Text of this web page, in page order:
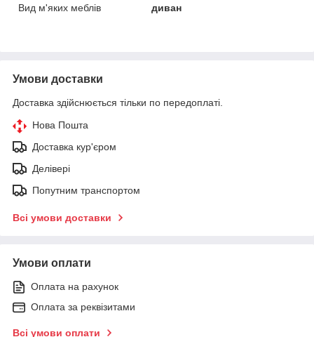
Вид м'яких меблів
диван
Умови доставки
Доставка здійснюється тільки по передоплаті.
Нова Пошта
Доставка кур'єром
Делівері
Попутним транспортом
Всі умови доставки
Умови оплати
Оплата на рахунок
Оплата за реквізитами
Всі умови оплати